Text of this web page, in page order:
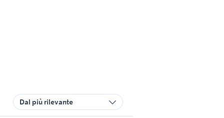
Dal più rilevante